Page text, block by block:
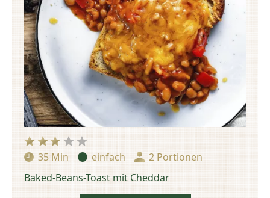
Zubereitungszeit:
35 Min Schwierigkeit:
einfach Portionen:
2 Portionen
Baked-Beans-Toast mit Cheddar